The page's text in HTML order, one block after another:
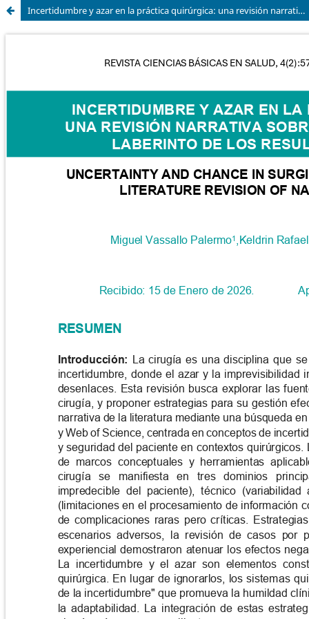
Incertidumbre y azar en la práctica quirúrgica: una revisión narrativa sobre la navegación en el laberinto de los resultados inciertos